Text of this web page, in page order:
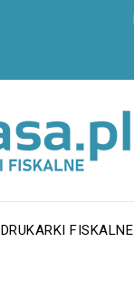
DRUKARKI FISKALNE